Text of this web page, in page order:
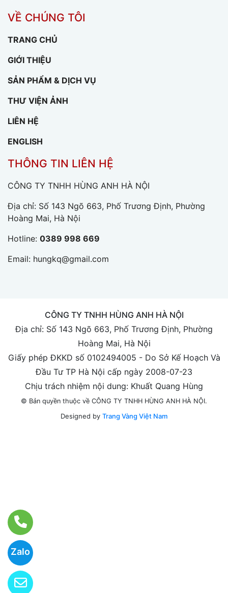
Zalo
VỀ CHÚNG TÔI
TRANG CHỦ
GIỚI THIỆU
SẢN PHẨM & DỊCH VỤ
THƯ VIỆN ẢNH
LIÊN HỆ
ENGLISH
THÔNG TIN LIÊN HỆ
CÔNG TY TNHH HÙNG ANH HÀ NỘI
Địa chỉ: Số 143 Ngõ 663, Phố Trương Định, Phường
Hoàng Mai, Hà Nội
Hotline: 0389 998 669
Email: hungkq@gmail.com
CÔNG TY TNHH HÙNG ANH HÀ NỘI
Địa chỉ: Số 143 Ngõ 663, Phố Trương Định, Phường
Hoàng Mai, Hà Nội
Giấy phép ĐKKD số 0102494005 - Do Sở Kế Hoạch Và
Đầu Tư TP Hà Nội cấp ngày 2008-07-23
Chịu trách nhiệm nội dung: Khuất Quang Hùng
© Bản quyền thuộc về CÔNG TY TNHH HÙNG ANH HÀ NỘI.
Designed by Trang Vàng Việt Nam